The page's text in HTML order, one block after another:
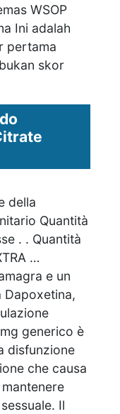
WSOP
Ini adalah
pertama
skor
della
Quantità
. . Quantità
…
e un
Dapoxetina,
generico è
disfunzione
che causa
Il